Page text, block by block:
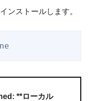
ンストールします。
**ローカル